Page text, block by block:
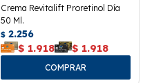
Crema Revitalift Proretinol Día
50 Ml.
$ 2.256
$ 1.918 $ 1.918